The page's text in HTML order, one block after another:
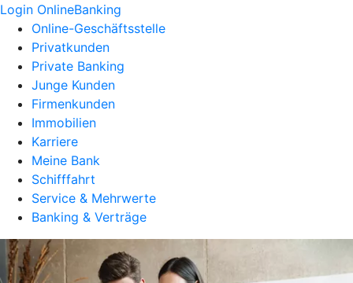
Login OnlineBanking
Online-Geschäftsstelle
Privatkunden
Private Banking
Junge Kunden
Firmenkunden
Immobilien
Karriere
Meine Bank
Schifffahrt
Service & Mehrwerte
Banking & Verträge